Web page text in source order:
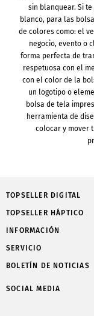
sin blanquear. Si
blanco, para las
de colores como: el
negocio, evento o
forma perfecta de
respetuosa con el
con el color de la
un logotipo o
bolsa de tela
herramienta de
colocar y mover
TOPSELLER DIGITAL
TOPSELLER HÁPTICO
INFORMACIÓN
SERVICIO
BOLETÍN DE NOTICIAS
SOCIAL MEDIA